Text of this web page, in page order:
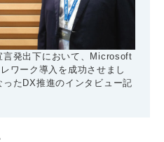
言発出下において、Microsoft
ワーク導入を成功させまし
たDX推進のインタビュー記